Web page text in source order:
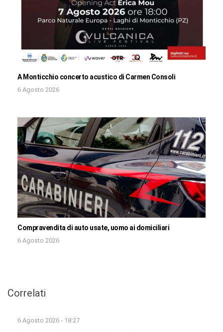
A Monticchio concerto acustico di Carmen Consoli
6 Agosto 2026
Compravendita di auto usate, uomo ai domiciliari
6 Agosto 2026
Correlati
6 Agosto 2026 - 18:27